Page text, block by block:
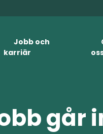
Jobb och
karriär
går